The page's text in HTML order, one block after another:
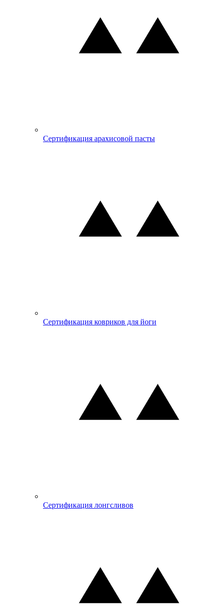
Сертификация арахисовой пасты
Сертификация ковриков для йоги
Сертификация лонгсливов